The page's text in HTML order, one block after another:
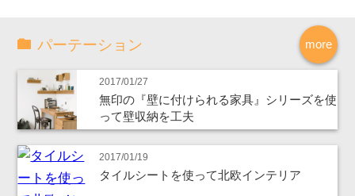
more
パーテーション
2017/01/27
無印の『壁に付けられる家具』シリーズを使
って壁収納を工夫
2017/01/19
タイルシートを使って北欧インテリア